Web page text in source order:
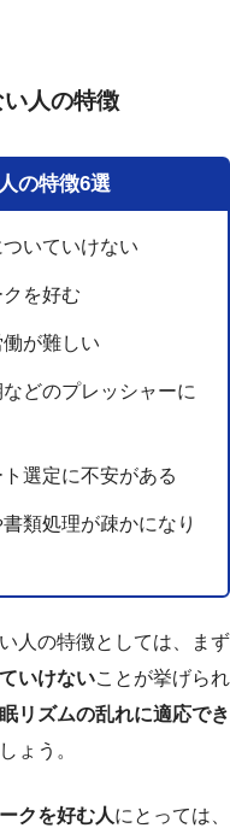
い人の特徴
の特徴6選
いていけない
を好む
が難しい
どのプレッシャーに
選定に不安がある
類処理が疎かになり
人の特徴としては、まず
いけないことが挙げられ
リズムの乱れに適応でき
ょう。
クを好む人にとっては、